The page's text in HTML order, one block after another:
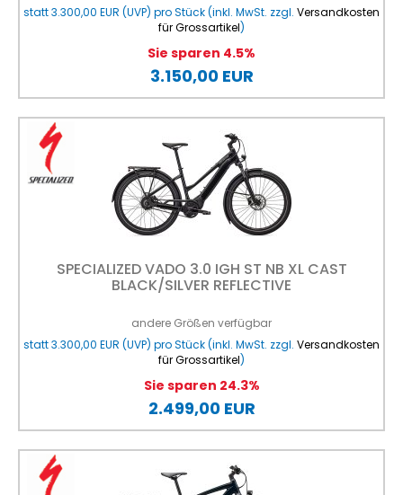
statt3.300,00 EUR (UVP) pro Stück (inkl. MwSt. zzgl. Versandkosten
für Grossartikel)
Sie sparen 4.5%
3.150,00 EUR
SPECIALIZED VADO 3.0 IGH ST NB XL CAST
BLACK/SILVER REFLECTIVE
andere Größen verfügbar
statt3.300,00 EUR (UVP) pro Stück (inkl. MwSt. zzgl. Versandkosten
für Grossartikel)
Sie sparen 24.3%
2.499,00 EUR